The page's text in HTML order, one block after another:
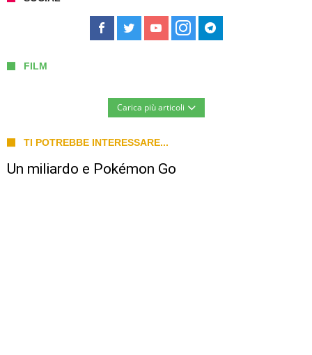
FILM
Carica più articoli
TI POTREBBE INTERESSARE...
Un miliardo e Pokémon Go